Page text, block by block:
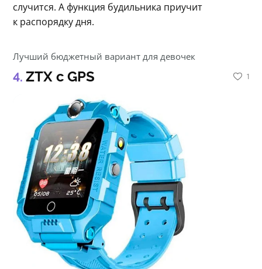
случится. А функция будильника приучит
к распорядку дня.
1
Лучший бюджетный вариант для девочек
ZTX с GPS